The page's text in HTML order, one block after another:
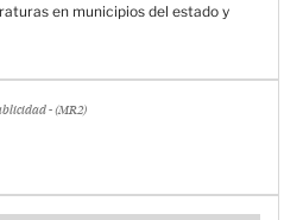
en municipios del estado y
- (MR2)